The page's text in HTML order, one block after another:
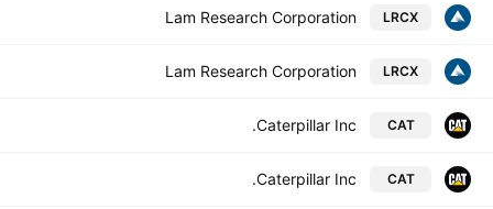
LRCX
Lam Research Corporation
LRCX
Lam Research Corporation
CAT
Caterpillar Inc.
CAT
Caterpillar Inc.